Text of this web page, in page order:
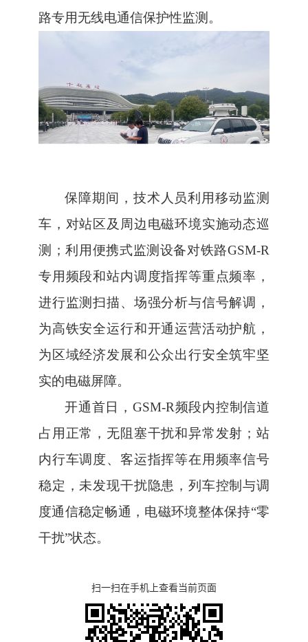
路专用无线电通信保护性监测。
保障期间，技术人员利用移动监测
车 ， 对站区及周边电磁环境实施动态巡
测
；利用便携式监测设备对铁路GSM-R
专用频段和站内调度指挥等重点频率 ，
进行监测扫描、场强分析与信号解调 ，
为高铁安全运行和开通运营活动护航，
为区域经济发展和公众出行安全筑牢坚
实的电磁屏障。
开通首日
， GSM-R频段内控制信道
占用正常，无阻塞干扰和异常发射；站
内行车调度、客运指挥等在用频率信号
稳定，未发现干扰隐患，列车控制与调
度通信稳定畅通，电磁环境整体保持“零
干扰”状态。
扫一扫在手机上查看当前页面